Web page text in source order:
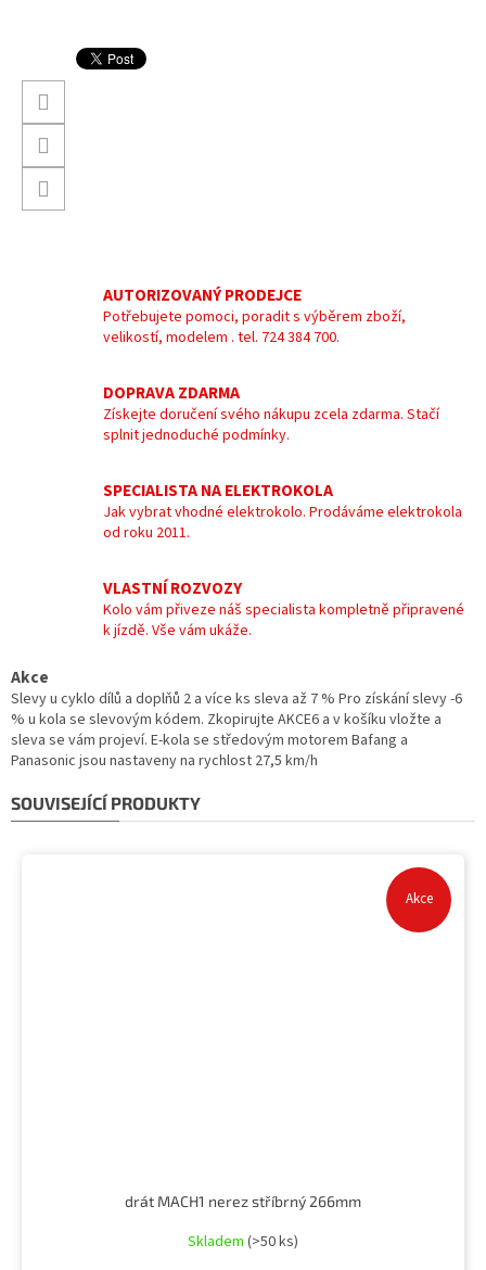
AUTORIZOVANÝ PRODEJCE
Potřebujete pomoci, poradit s výběrem zboží,
velikostí, modelem . tel. 724 384 700.
DOPRAVA ZDARMA
Získejte doručení svého nákupu zcela zdarma. Stačí
splnit jednoduché podmínky.
SPECIALISTA NA ELEKTROKOLA
Jak vybrat vhodné elektrokolo. Prodáváme elektrokola
od roku 2011.
VLASTNÍ ROZVOZY
Kolo vám přiveze náš specialista kompletně připravené
k jízdě. Vše vám ukáže.
Akce
Slevy u cyklo dílů a doplňů 2 a více ks sleva až 7 % Pro získání slevy -6
% u kola se slevovým kódem. Zkopirujte AKCE6 a v košíku vložte a
sleva se vám projeví. E-kola se středovým motorem Bafang a
Panasonic jsou nastaveny na rychlost 27,5 km/h
SOUVISEJÍCÍ PRODUKTY
Akce
drát MACH1 nerez stříbrný 266mm
Skladem (>50 ks)